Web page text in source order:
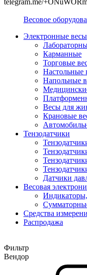
Весовое
Электронные весы
Карманные
Торговые
Настольные
Напольные
Весы для
Крановые
Тензодатчики
Датчики
Весовая
Средства
Распродажа
Фильтр
Вендор